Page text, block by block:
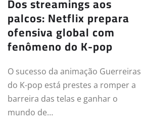
palcos: Netflix prepara
ofensiva global com
fenômeno do K-pop
O sucesso da animação Guerreiras
do K-pop está prestes a romper a
barreira das telas e ganhar o
mundo de…